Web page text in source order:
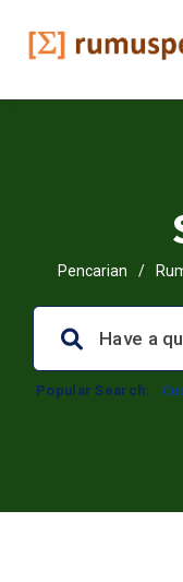
Pencarian /
Popular Search: